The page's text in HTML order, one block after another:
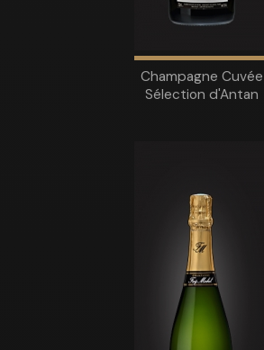
Champagne Cuvée
Sélection d'Antan